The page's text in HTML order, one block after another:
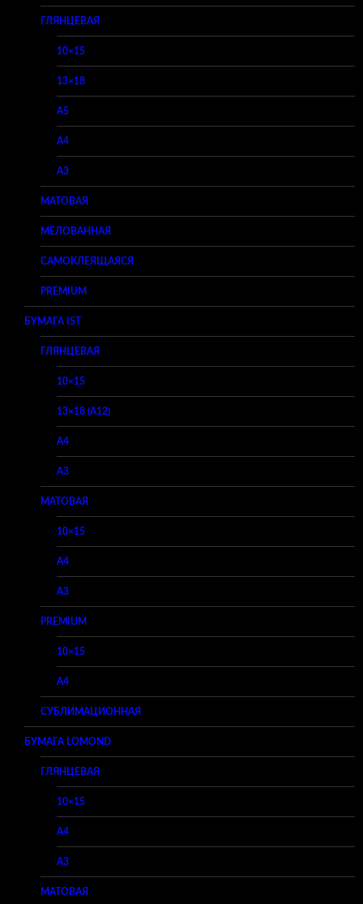
ГЛЯНЦЕВАЯ
10×15
13×18
A5
A4
A3
МАТОВАЯ
МЕЛОВАННАЯ
САМОКЛЕЯЩАЯСЯ
PREMIUM
БУМАГА IST
ГЛЯНЦЕВАЯ
10×15
13×18 (A12)
A4
A3
МАТОВАЯ
10×15
A4
A3
PREMIUM
10×15
A4
СУБЛИМАЦИОННАЯ
БУМАГА LOMOND
ГЛЯНЦЕВАЯ
10×15
A4
A3
МАТОВАЯ